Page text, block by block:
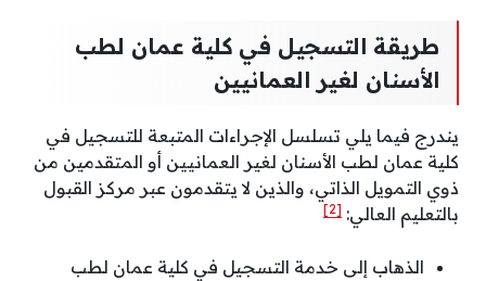
طريقة التسجيل في كلية عمان لطب
الأسنان لغير العمانيين
يندرج فيما يلي تسلسل الإجراءات المتبعة للتسجيل في
كلية عمان لطب الأسنان لغير العمانيين أو المتقدمين من
ذوي التمويل الذاتي، والذين لا يتقدمون عبر مركز القبول
بالتعليم العالي: [2]
الذهاب إلى خدمة التسجيل في كلية عمان لطب